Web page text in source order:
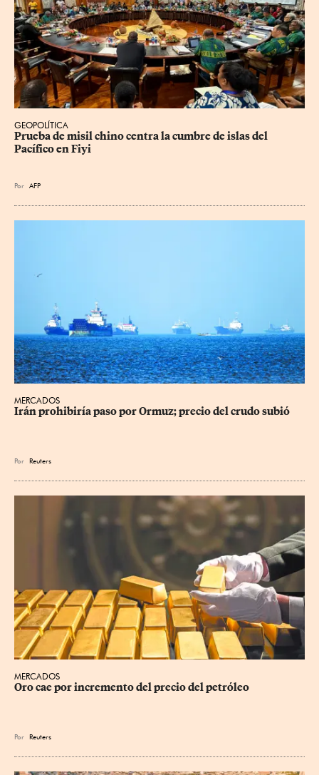
GEOPOLÍTICA
Prueba de misil chino centra la cumbre de islas del
Pacífico en Fiyi
Por AFP
MERCADOS
Irán prohibiría paso por Ormuz; precio del crudo subió
Por Reuters
MERCADOS
Oro cae por incremento del precio del petróleo
Por Reuters